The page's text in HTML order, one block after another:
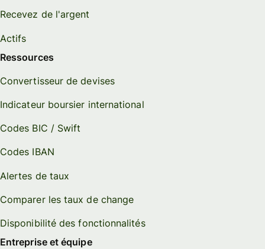
Recevez de l'argent
Actifs
Ressources
Convertisseur de devises
Indicateur boursier international
Codes BIC / Swift
Codes IBAN
Alertes de taux
Comparer les taux de change
Disponibilité des fonctionnalités
Entreprise et équipe